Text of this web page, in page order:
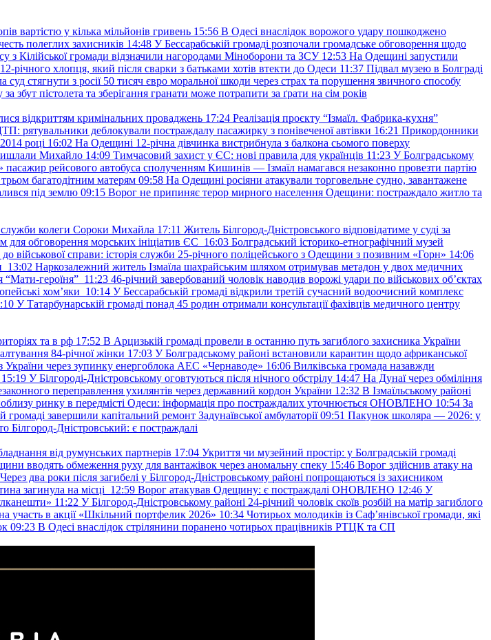
вартістю у кілька мільйонів гривень 15:56 В Одесі внаслідок ворожого удару пошкоджено
полеглих захисників 14:48 У Бессарабській громаді розпочали громадське обговорення щодо
з Кілійської громади відзначили нагородами Міноборони та ЗСУ 12:53 На Одещині запустили
12-річного хлопця, який після сварки з батьками хотів втекти до Одеси 11:37 Підвал музею в Болграді
стягнути з росії 50 тисяч євро моральної шкоди через страх та порушення звичного способу
збут пістолета та зберігання гранати може потрапити за ґрати на сім років
відкриттям кримінальних проваджень 17:24 Реалізація проєкту “Ізмаїл. Фабрика-кухня”
рятувальники деблокували постраждалу пасажирку з понівеченої автівки 16:21 Прикордонники
році 16:02 На Одещині 12-річна дівчинка вистрибнула з балкона сьомого поверху
Михайло 14:09 Тимчасовий захист у ЄС: нові правила для українців 11:23 У Болградському
рейсового автобуса сполученням Кишинів — Ізмаїл намагався незаконно провезти партію
багатодітним матерям 09:58 На Одещині росіяни атакували торговельне судно, завантажене
під землю 09:15 Ворог не припиняє терор мирного населення Одещини: постраждало житло та
служби колеги Сороки Михайла 17:11 Житель Білгород-Дністровського відповідатиме у суді за
для обговорення морських ініціатив ЄС 16:03 Болградський історико-етнографічний музей
до військової справи: історія служби 25-річного поліцейського з Одещини з позивним «Горн» 14:06
13:02 Наркозалежний житель Ізмаїла шахрайським шляхом отримував метадон у двох медичних
“Мати-героїня” 11:23 46-річний завербований чоловік наводив ворожі удари по військових обʼєктах
хом’яки 10:14 У Бессарабській громаді відкрили третій сучасний водоочисний комплекс
У Татарбунарській громаді понад 45 родин отримали консультації фахівців медичного центру
та в рф 17:52 В Арцизькій громаді провели в останню путь загиблого захисника України
84-річної жінки 17:03 У Болградському районі встановили карантин щодо африканської
України через зупинку енергоблока АЕС «Чернаводе» 16:06 Вилківська громада назавжди
15:19 У Білгороді-Дністровському оговтуються після нічного обстрілу 14:47 На Дунаї через обміління
переправлення ухилянтів через державний кордон України 12:32 В Ізмаїльському районі
ринку в передмісті Одеси: інформація про постраждалих уточнюється ОНОВЛЕНО 10:54 За
громаді завершили капітальний ремонт Задунаївської амбулаторії 09:51 Пакунок школяра — 2026: у
Білгород-Дністровський: є постраждалі
від румунських партнерів 17:04 Укриття чи музейний простір: у Болградській громаді
вводять обмеження руху для вантажівок через аномальну спеку 15:46 Ворог здійснив атаку на
Через два роки після загибелі у Білгород-Дністровському районі попрощаються із захисником
загинула на місці 12:59 Ворог атакував Одещину: є постраждалі ОНОВЛЕНО 12:46 У
11:22 У Білгород-Дністровському районі 24-річний чоловік скоїв розбій на матір загиблого
участь в акції «Шкільний портфелик 2026» 10:34 Чотирьох молодиків із Саф’янівської громади, які
09:23 В Одесі внаслідок стрілянини поранено чотирьох працівників РТЦК та СП